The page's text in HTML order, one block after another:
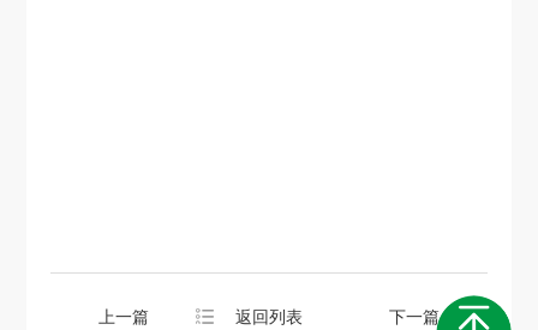
上一篇 返回列表 下一篇